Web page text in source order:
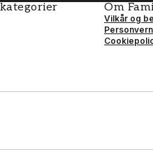
Om
Vilkår og